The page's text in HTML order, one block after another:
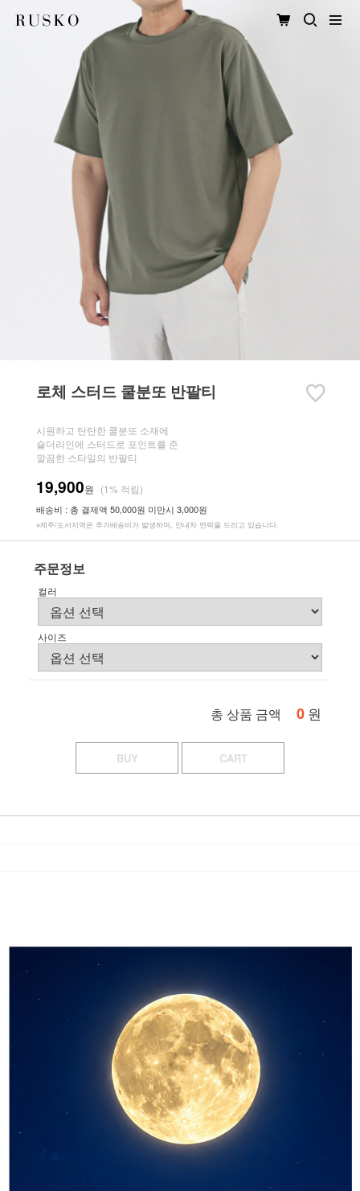
로체 스터드 쿨분또 반팔티
시원하고 탄탄한 쿨분또 소재에
숄더라인에 스터드로 포인트를 준
깔끔한 스타일의 반팔티
19,900원 (1% 적립)
배송비 : 총 결제액 50,000원 미만시 3,000원
※제주/도서지역은 추가배송비가 발생하며, 안내차 연락을 드리고 있습니다.
주문정보
컬러
사이즈
총 상품 금액 0 원
BUY CART